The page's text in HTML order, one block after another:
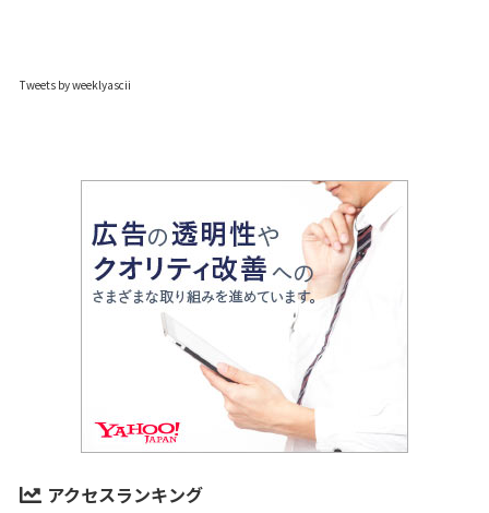
Tweets by weeklyascii
アクセスランキング